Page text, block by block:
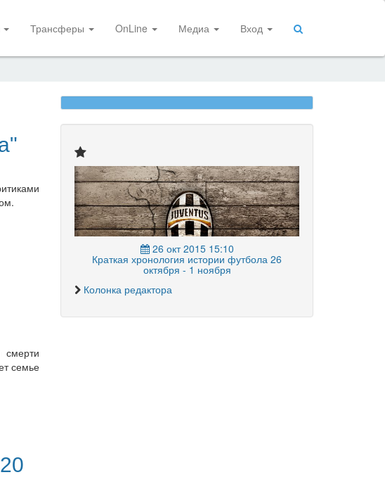
Трансферы OnLine Медиа Вход
смерти
семье
26 окт 2015 15:10
Краткая хронология истории футбола 26
октября - 1 ноября
Колонка редактора